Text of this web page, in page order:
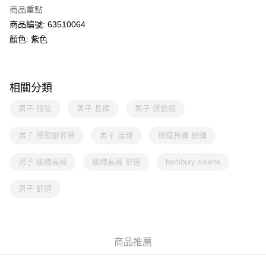
商品重點
商品編號: 63510064
顏色: 紫色
相關分類
男子 服裝 男子 長褲 男子 運動服
男子 運動服套裝 男子 足球 梭織長褲 抽繩
男子 梭織長褲 梭織長褲 舒適 bembury salehe
男子 舒適
商品推薦